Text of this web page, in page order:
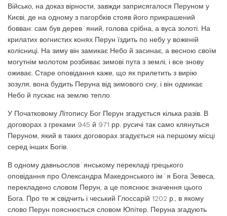
Військо, на доказ вірности, завжди заприсягалося Перуном у
Києві, де на одному з пагорбків стояв його прикрашений
бовван: сам був дерев´яний, голова срібна, а вуса золоті. На
крилатих вогнистих конях Перун їздить по небу у воженій
колісниці. На зиму він замикає Небо й засинає, а весною своїм
могутнім молотом розбиває зимові пута з землі, і все знову
оживає. Старе оповідання каже, що як прилетить з вирію
зозуля, вона будить Перуна від зимового сну, і він одмикає
Небо й пускає на землю тепло.
У Початковому Літопису Бог Перун згадується кілька разів. В
договорах з греками 945 й 971 рр. русичі так само клянуться
Перуном, який в таких договорах згадується на першому місці
серед інших Богів.
В одному давньослов´янському перекладі грецького
оповідання про Олександра Македонського ім´я Бога Зевеса,
перекладено словом Перун, а це пояснює значення цього
Бога. Про те ж свідчить і чеський Глоссарій 1202 р., в якому
слово Перун пояснюється словом Юпітер. Перуна згадують